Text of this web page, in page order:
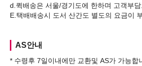
d.퀵배송은 서울/경기도에 한하며 고객부담
AS안내
* 수령후 7일이내에만 교환및 AS가 가능합